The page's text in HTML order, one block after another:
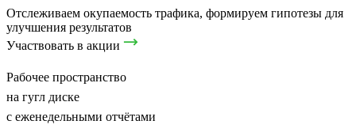
Отслеживаем окупаемость трафика, формируем гипотезы для
улучшения результатов
Участвовать в акции
Рабочее пространство
на гугл диске
с еженедельными отчётами